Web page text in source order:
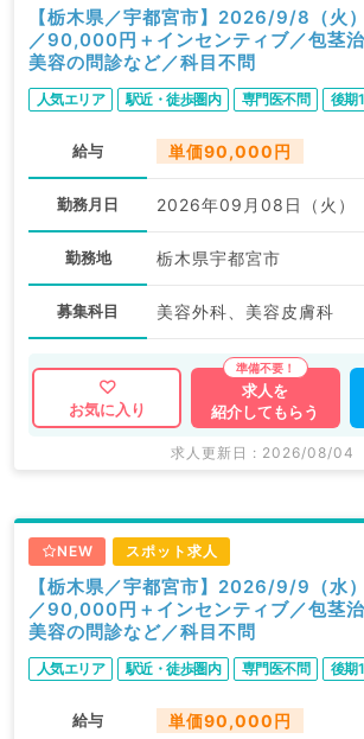
【栃木県／宇都宮市】2026/9/8（
／90,000円＋インセンティブ／包茎治
美容の問診など／科目不問
人気エリア 駅近・徒歩圏内 専門医不問 後期
給与 単価90,000円
勤務月日 2026年09月08日（火）
勤務地 栃木県宇都宮市
募集科目 美容外科、美容皮膚科
お気に入り
求人を
紹介してもらう
求人更新日 : 2026/08/04
NEW スポット求人
【栃木県／宇都宮市】2026/9/9（
／90,000円＋インセンティブ／包茎治
美容の問診など／科目不問
人気エリア 駅近・徒歩圏内 専門医不問 後期
給与 単価90,000円